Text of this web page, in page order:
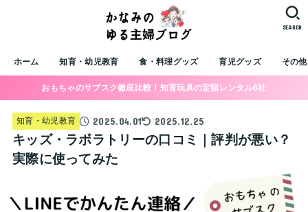
ホーム 知育・幼児教育 食・料理グッズ 育児グッズ その他
SEARCH
おもちゃのサブスク徹底比較！知育玩具の定額レンタル6社
知育・幼児教育 2025.04.01 2025.12.25
キッズ・ラボラトリーの口コミ｜評判が悪い？
実際に使ってみた